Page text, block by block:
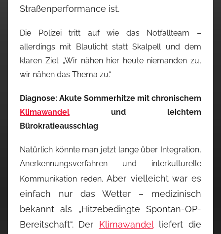
Straßenperformance ist.
Die Polizei tritt auf wie das Notfallteam –
allerdings mit Blaulicht statt Skalpell und dem
klaren Ziel: „Wir nähen hier heute niemanden zu,
wir nähen das Thema zu.“
Diagnose: Akute Sommerhitze mit chronischem
Klimawandel und leichtem
Bürokratieausschlag
Natürlich könnte man jetzt lange über Integration,
Anerkennungsverfahren und interkulturelle
Kommunikation reden. Aber vielleicht war es
einfach nur das Wetter – medizinisch
bekannt als „Hitzebedingte Spontan-OP-
Bereitschaft“. Der Klimawandelliefert die